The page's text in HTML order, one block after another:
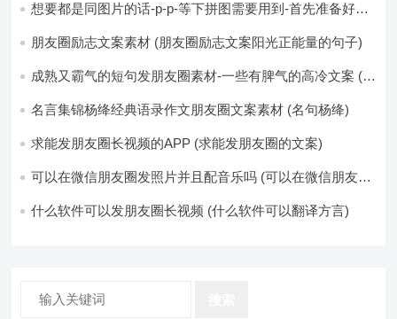
想要都是同图片的话-p-p-等下拼图需要用到-首先准备好最
片-如果想要图片都不同得话-1-p-可以准备好45张的不同图
朋友圈励志文案素材 (朋友圈励志文案阳光正能量的句子)
成熟又霸气的短句发朋友圈素材-一些有脾气的高冷文案 (成
名言集锦杨绛经典语录作文朋友圈文案素材 (名句杨绛)
求能发朋友圈长视频的APP (求能发朋友圈的文案)
可以在微信朋友圈发照片并且配音乐吗 (可以在微信朋友圈
什么软件可以发朋友圈长视频 (什么软件可以翻译方言)